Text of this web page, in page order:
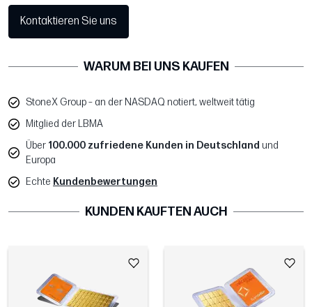
Kontaktieren Sie uns
WARUM BEI UNS KAUFEN
StoneX Group – an der NASDAQ notiert, weltweit tätig
Mitglied der LBMA
Über 100.000 zufriedene Kunden in Deutschland und
Europa
Echte Kundenbewertungen
KUNDEN KAUFTEN AUCH